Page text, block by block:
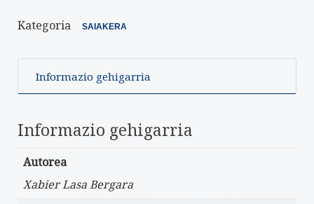
Kategoria SAIAKERA
Informazio gehigarria
Informazio gehigarria
Autorea
Xabier Lasa Bergara